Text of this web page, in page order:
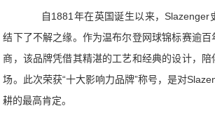
自1881年在英国诞生以来，Slazenger
结下了不解之缘。作为温布尔登网球锦标赛逾
商，该品牌凭借其精湛的工艺和经典的设计，
场。此次荣获“十大影响力品牌”称号，是对
耕的最高肯定。